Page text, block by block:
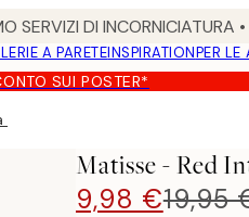
SERVIZI DI
A PARETEINSPIRATIONPER LE
SUI POSTER*
Table Poster
Matisse - Red
9,98 €19,95